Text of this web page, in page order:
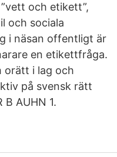
och etikett”,
och sociala
i näsan offentligt är
en etikettfråga.
orätt i lag och
på svensk rätt
B AUHN 1.